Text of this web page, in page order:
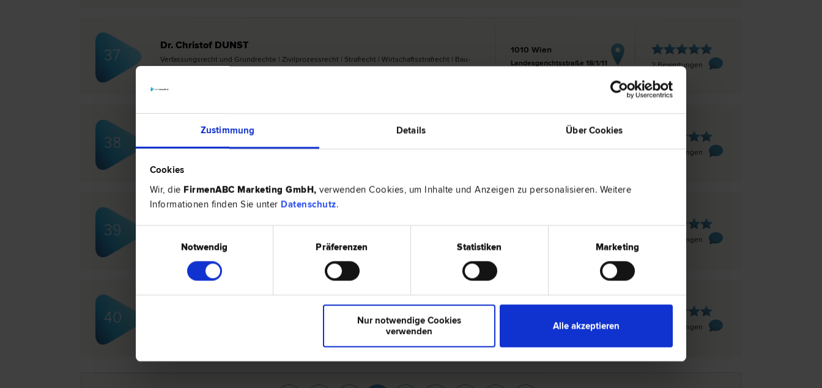
Zustimmung Details Über Cookies
Cookies
Wir, die FirmenABC Marketing GmbH, verwenden Cookies, um Inhalte und Anzeigen zu personalisieren. Weitere
Informationen finden Sie unter Datenschutz.
Notwendig
Präferenzen Statistiken Marketing
Nur notwendige Cookies
verwenden
Alle akzeptieren
37
Dr. Christof DUNST
Verfassungs­recht und Grund­rechte | Zivilprozess­recht | Straf­recht | Wirtschaftsstraf­recht | Bau­
recht
1010 Wien
Landesgerichtsstraße 18/1/11 2 Bewertungen
38
Dr. Walter BRUNNER
Schadenersatz- und Gewährleistungs­recht | Vertrags­recht | Familien­recht | Gewerbe­recht |
9020 Klagenfurt
Villacher Straße 1 A/VII 2 Bewertungen
39
Vertrags­recht
1030 Wien
2 Bewertungen
40
Zivil­recht | Konsumentenschutz | Liegenschafts- und Immobilien­recht | Bau­recht | Erb­recht |
Gesellschafts­recht | Gewerbe­recht | Insolvenz­recht | Marken­recht | Schadenersatz- und
Wassergasse 3 2 Bewertungen